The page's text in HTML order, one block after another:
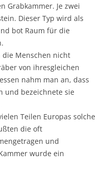
Grabkammer. Je zwei
Dieser Typ wird als
bot Raum für die
Menschen nicht
von ihresgleichen
nahm man an, dass
und bezeichnete sie
Teilen Europas solche
die oft
und
wurde ein